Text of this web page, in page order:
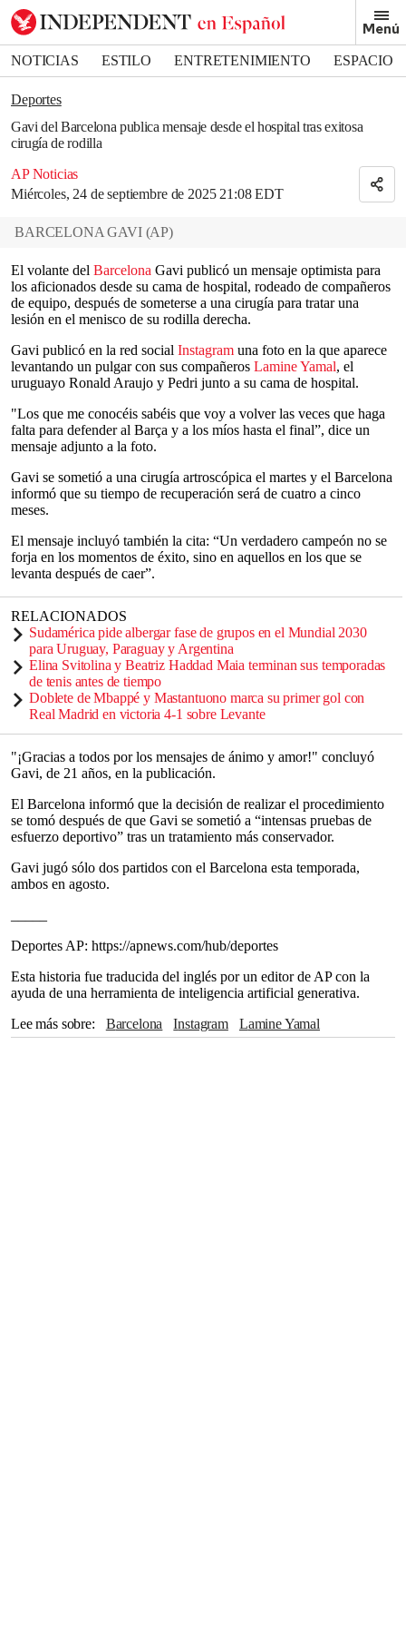
Menú
NOTICIAS ESTILO ENTRETENIMIENTO
ESPACIO
DEPORTES
Deportes
Gavi del Barcelona publica mensaje desde el hospital tras exitosa
cirugía de rodilla
AP Noticias
Miércoles, 24 de septiembre de 2025 21:08 EDT
Bookmark popover
Removed from bookmarks
Close popover
BARCELONA GAVI (AP)
El volante del Barcelona Gavi publicó un mensaje optimista para
los aficionados desde su cama de hospital, rodeado de compañeros
de equipo, después de someterse a una cirugía para tratar una
lesión en el menisco de su rodilla derecha.
Gavi publicó en la red social Instagram una foto en la que aparece
levantando un pulgar con sus compañeros Lamine Yamal, el
uruguayo Ronald Araujo y Pedri junto a su cama de hospital.
"Los que me conocéis sabéis que voy a volver las veces que haga
falta para defender al Barça y a los míos hasta el final”, dice un
mensaje adjunto a la foto.
Gavi se sometió a una cirugía artroscópica el martes y el Barcelona
informó que su tiempo de recuperación será de cuatro a cinco
meses.
El mensaje incluyó también la cita: “Un verdadero campeón no se
forja en los momentos de éxito, sino en aquellos en los que se
levanta después de caer”.
RELACIONADOS
Sudamérica pide albergar fase de grupos en el Mundial 2030
para Uruguay, Paraguay y Argentina
Elina Svitolina y Beatriz Haddad Maia terminan sus temporadas
de tenis antes de tiempo
Doblete de Mbappé y Mastantuono marca su primer gol con
Real Madrid en victoria 4-1 sobre Levante
"¡Gracias a todos por los mensajes de ánimo y amor!" concluyó
Gavi, de 21 años, en la publicación.
El Barcelona informó que la decisión de realizar el procedimiento
se tomó después de que Gavi se sometió a “intensas pruebas de
esfuerzo deportivo” tras un tratamiento más conservador.
Gavi jugó sólo dos partidos con el Barcelona esta temporada,
ambos en agosto.
Deportes AP: https://apnews.com/hub/deportes
Esta historia fue traducida del inglés por un editor de AP con la
ayuda de una herramienta de inteligencia artificial generativa.
Lee más sobre
Barcelona Instagram Lamine Yamal